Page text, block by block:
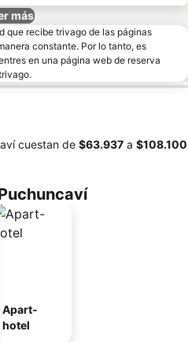
más
que recibe trivago de las páginas
constante. Por lo tanto, es
en una página web de reserva
cuestan de ‎$63.937 a ‎$108.100
Apart-
hotel